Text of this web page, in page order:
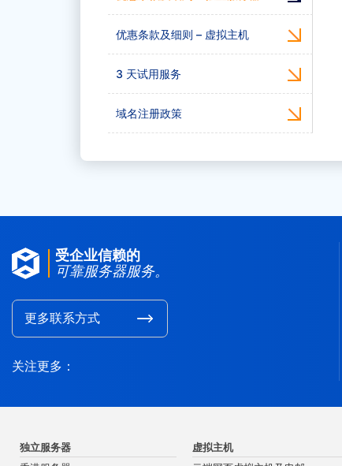
优惠条款及细则 – 虚拟主机
3 天试用服务
域名注册政策
受企业信赖的
可靠服务器服务。
更多联系方式
关注更多：
独立服务器 虚拟主机